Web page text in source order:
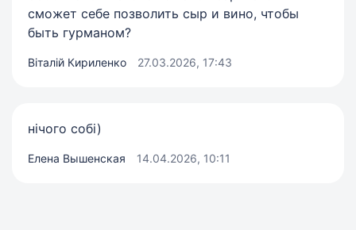
сможет себе позволить сыр и вино, чтобы
быть гурманом?
Віталій Кириленко 27.03.2026, 17:43
нічого собі)
Елена Вышенская 14.04.2026, 10:11